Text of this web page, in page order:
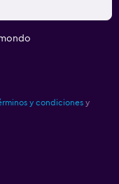
y condiciones y